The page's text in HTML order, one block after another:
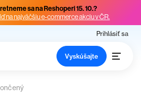
sa na Reshoperi 15. 10.?
na najväčšiu e-commerce akciu v ČR.
Prihlásiť sa
Vyskúšajte